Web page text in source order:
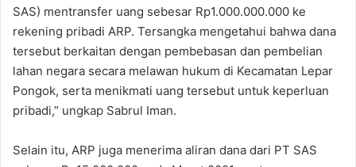
SAS) mentransfer uang sebesar Rp1.000.000.000 ke
rekening pribadi ARP. Tersangka mengetahui bahwa dana
tersebut berkaitan dengan pembebasan dan pembelian
lahan negara secara melawan hukum di Kecamatan Lepar
Pongok, serta menikmati uang tersebut untuk keperluan
pribadi,” ungkap Sabrul Iman.
Selain itu, ARP juga menerima aliran dana dari PT SAS